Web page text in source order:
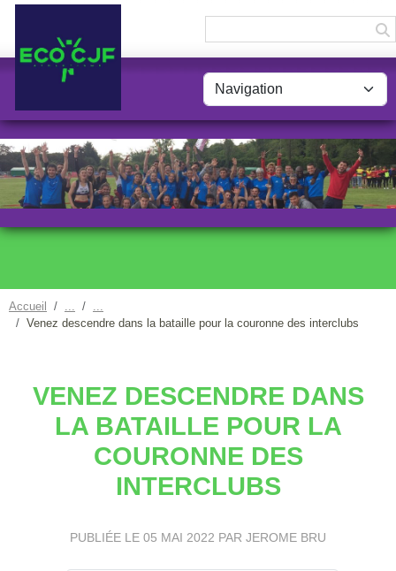
Accueil
Venez descendre dans la bataille pour la couronne des interclubs
VENEZ DESCENDRE DANS
LA BATAILLE POUR LA
COURONNE DES
INTERCLUBS
PUBLIÉE LE 05 MAI 2022 PAR JEROME BRU